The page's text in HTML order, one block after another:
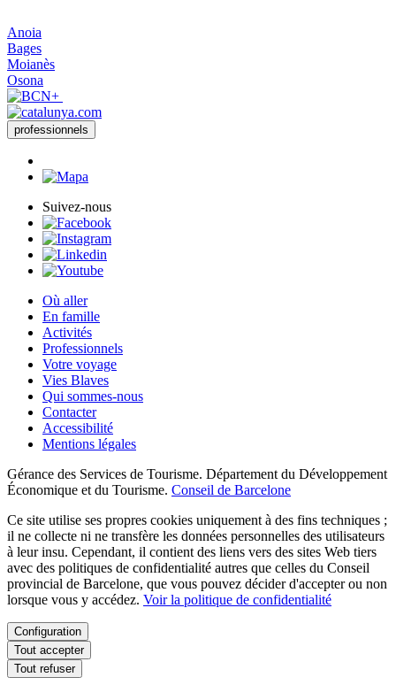
Anoia
Bages
Moianès
Osona
professionnels
Suivez-nous
Où aller
En famille
Activités
Professionnels
Votre voyage
Vies Blaves
Qui sommes-nous
Contacter
Accessibilité
Mentions légales
Gérance des Services de Tourisme. Département du Développement
Économique et du Tourisme. Conseil de Barcelone
Ce site utilise ses propres cookies uniquement à des fins techniques ;
il ne collecte ni ne transfère les données personnelles des utilisateurs
à leur insu. Cependant, il contient des liens vers des sites Web tiers
avec des politiques de confidentialité autres que celles du Conseil
provincial de Barcelone, que vous pouvez décider d'accepter ou non
lorsque vous y accédez. Voir la politique de confidentialité
Configuration
Tout accepter
Tout refuser